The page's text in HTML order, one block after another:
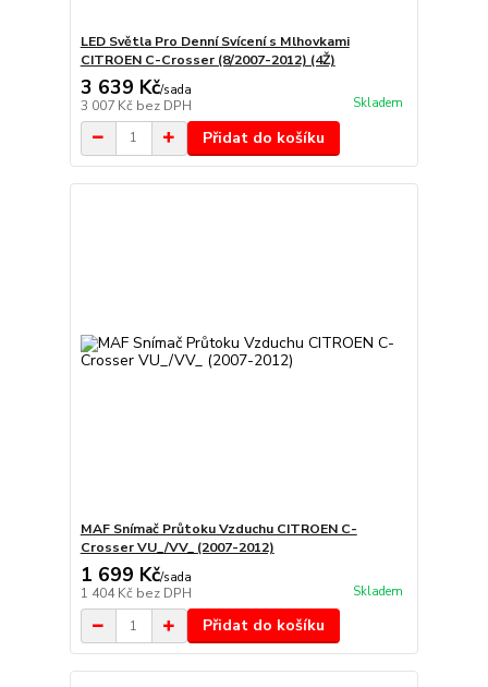
LED Světla Pro Denní Svícení s Mlhovkami
CITROEN C-Crosser (8/2007-2012) (4Ž)
3 639 Kč/sada
3 007 Kč bez DPH Skladem
Přidat do košíku
MAF Snímač Průtoku Vzduchu CITROEN C-
Crosser VU_/VV_ (2007-2012)
1 699 Kč/sada
1 404 Kč bez DPH Skladem
Přidat do košíku